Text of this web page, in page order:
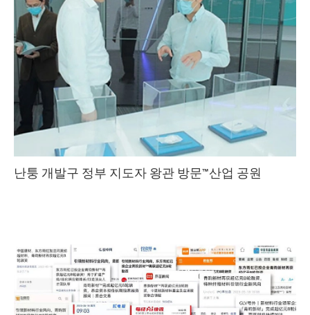
난퉁 개발구 정부 지도자 왕관 방문™산업 공원